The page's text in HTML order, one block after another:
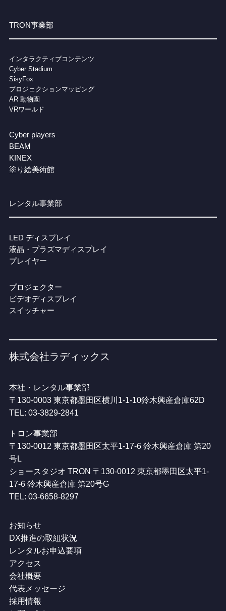
TRON事業部
インタラクティブコンテンツ
Cyber Stadium
SisyFox
プロジェクションマッピング
AR 動物園
VRワールド
Cyber players
BEAM
KINEX
塗り絵美術館
レンタル事業部
LED ディスプレイ
液晶・プラズマディスプレイ
プレイヤー
プロジェクター
ビデオディスプレイ
スイッチャー
株式会社ラディックス
本社・レンタル事業部
〒130-0003 東京都墨田区横川1-1-10鈴木興産倉庫62D
TEL: 03-3829-2841
トロン事業部
〒130-0012 東京都墨田区太平1-17-6 鈴木興産倉庫 第20
号L
ショースタジオ TRON 〒130-0012 東京都墨田区太平1-
17-6 鈴木興産倉庫 第20号G
TEL: 03-6658-8297
お知らせ
DX推進の取組状況
レンタルお申込要項
アクセス
会社概要
代表メッセージ
採用情報